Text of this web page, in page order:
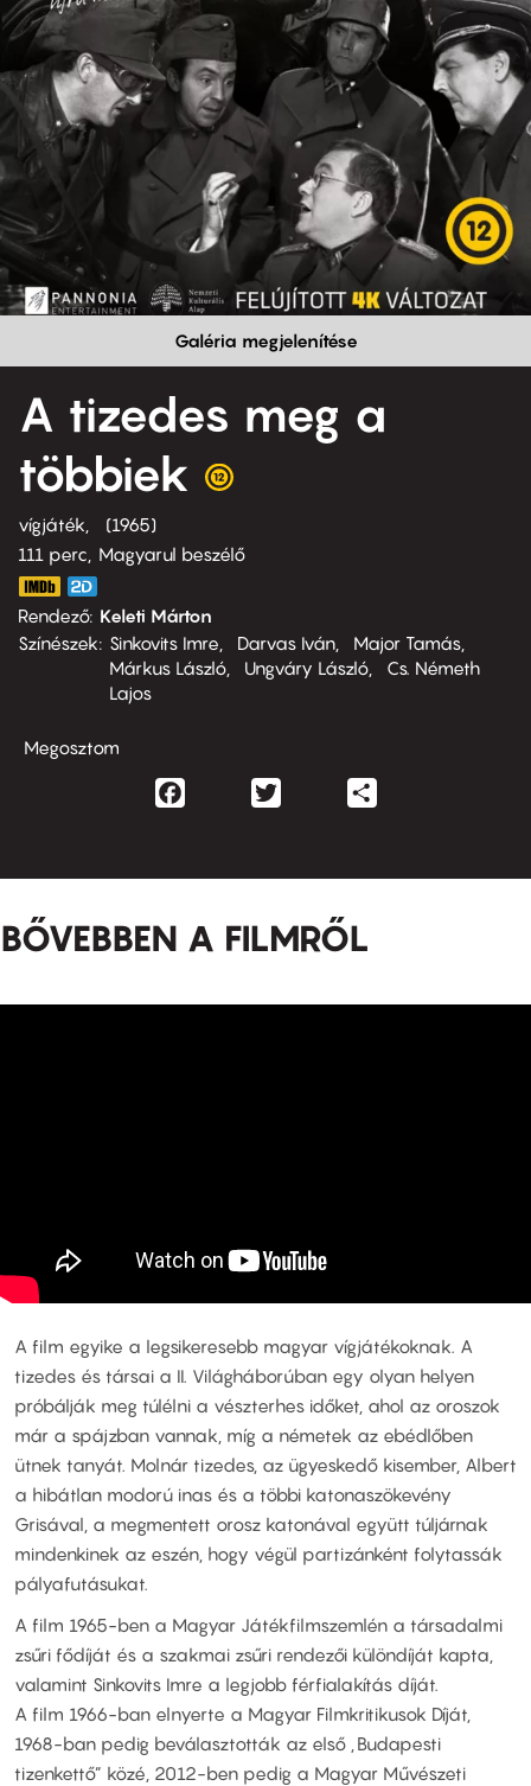
Galéria megjelenítése
A tizedes meg a
többiek
vígjáték
1965
111 perc,
Magyarul beszélő
Rendező Keleti Márton
Színészek
Sinkovits Imre Darvas Iván
Major Tamás
Márkus László
Ungváry László
Cs. Németh
Lajos
Megosztom
Facebook
BŐVEBBEN A FILMRŐL
A film egyike a legsikeresebb magyar vígjátékoknak. A
tizedes és társai a II. Világháborúban egy olyan helyen
próbálják meg túlélni a vészterhes időket, ahol az oroszok
már a spájzban vannak, míg a németek az ebédlőben
ütnek tanyát. Molnár tizedes, az ügyeskedő kisember, Albert
a hibátlan modorú inas és a többi katonaszökevény
Grisával, a megmentett orosz katonával együtt túljárnak
mindenkinek az eszén, hogy végül partizánként folytassák
pályafutásukat.
A film 1965-ben a Magyar Játékfilmszemlén a társadalmi
zsűri fődíját és a szakmai zsűri rendezői különdíját kapta,
valamint Sinkovits Imre a legjobb férfialakítás díját.
A film 1966-ban elnyerte a Magyar Filmkritikusok Díját,
1968-ban pedig beválasztották az első „Budapesti
tizenkettő” közé, 2012-ben pedig a Magyar Művészeti